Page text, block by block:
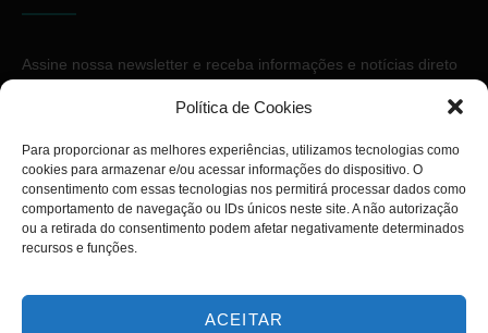
Política de Cookies
Para proporcionar as melhores experiências, utilizamos tecnologias como
cookies para armazenar e/ou acessar informações do dispositivo. O
consentimento com essas tecnologias nos permitirá processar dados como
comportamento de navegação ou IDs únicos neste site. A não autorização
ou a retirada do consentimento podem afetar negativamente determinados
recursos e funções.
ACEITAR
Assine nossa newsletter e receba informações e notícias direto